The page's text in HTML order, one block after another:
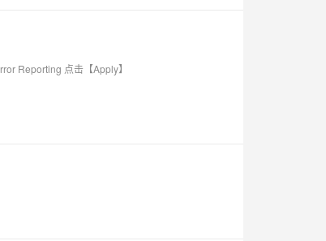
Reporting 点击【Apply】